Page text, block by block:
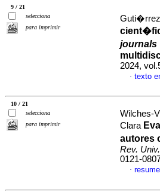
9 / 21
selecciona
para imprimir
journals
2024,
· texto
10 / 21
selecciona
para imprimir
Wilches-
Clara
autores
Rev.
0121-
·